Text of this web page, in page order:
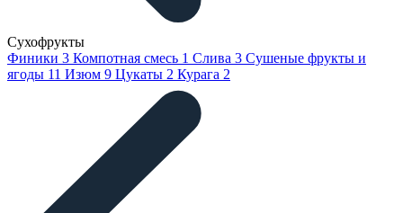
Сухофрукты
Финики 3 Компотная смесь 1 Слива 3 Сушеные фрукты и
ягоды 11 Изюм 9 Цукаты 2 Курага 2